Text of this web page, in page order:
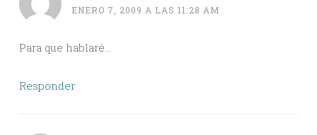
ENERO 7, 2009 A LAS 11:28 AM
Para que hablaré…
Responder